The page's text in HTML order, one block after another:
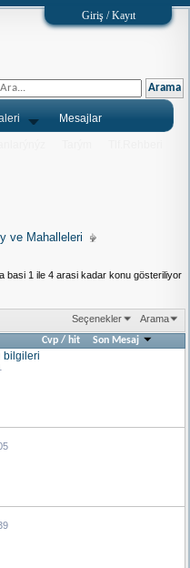
Giriş / Kayıt
Mesajlar
ve Mahalleleri
basi 1 ile 4 arasi kadar konu gösteriliyor
Seçenekler Arama
Cvp /hit Son Mesaj
bilgileri